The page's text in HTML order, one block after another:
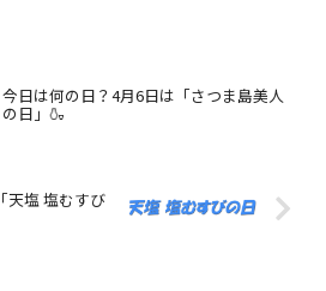
今日は何の日？4月6日は「さつま島美人
の日」🍶
天塩 塩むすび